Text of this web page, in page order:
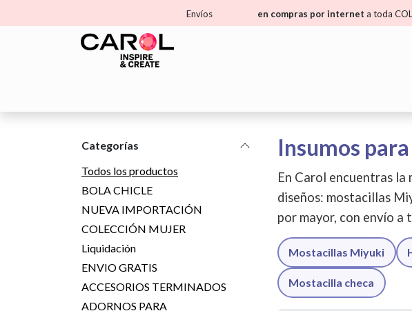
Envíos en compras por internet a toda
Categorías
Todos los productos
BOLA CHICLE
NUEVA IMPORTACIÓN
COLECCIÓN MUJER
Liquidación
ENVIO GRATIS
ACCESORIOS TERMINADOS
ADORNOS PARA
Insumos
En Carol encuentras la
diseños: mostacillas
por mayor, con envío a
Mostacillas Miyuki
Mostacilla checa